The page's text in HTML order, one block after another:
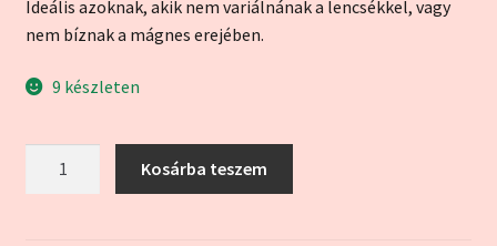
Ideális azoknak, akik nem variálnának a lencsékkel, vagy
nem bíznak a mágnes erejében.
9 készleten
Kosárba teszem